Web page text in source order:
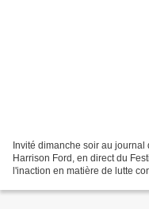
Invité dimanche soir au
Harrison Ford, en direct du
l'inaction en matière de lutte